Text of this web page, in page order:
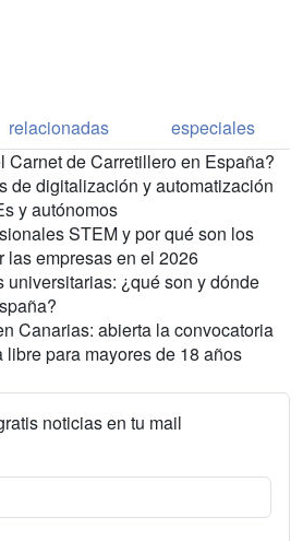
relacionadas
especiales
Carnet de Carretillero en España?
de digitalización y automatización
y autónomos
STEM y por qué son los
las empresas en el 2026
universitarias: ¿qué son y dónde
Canarias: abierta la convocatoria
para mayores de 18 años
noticias en tu mail